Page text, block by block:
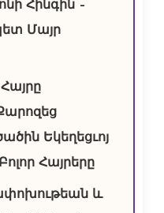
Հինգին –
Մայր
Եկեղեցւոյ
Հայրերը
և